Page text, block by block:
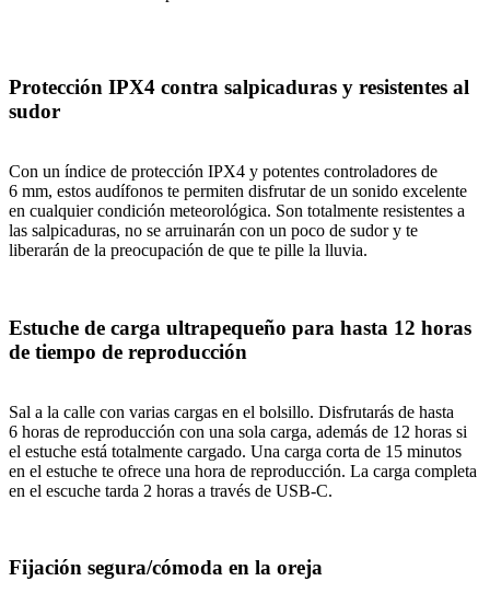
Protección IPX4 contra salpicaduras y resistentes al
sudor
Con un índice de protección IPX4 y potentes controladores de
6 mm, estos audífonos te permiten disfrutar de un sonido excelente
en cualquier condición meteorológica. Son totalmente resistentes a
las salpicaduras, no se arruinarán con un poco de sudor y te
liberarán de la preocupación de que te pille la lluvia.
Estuche de carga ultrapequeño para hasta 12 horas
de tiempo de reproducción
Sal a la calle con varias cargas en el bolsillo. Disfrutarás de hasta
6 horas de reproducción con una sola carga, además de 12 horas si
el estuche está totalmente cargado. Una carga corta de 15 minutos
en el estuche te ofrece una hora de reproducción. La carga completa
en el escuche tarda 2 horas a través de USB-C.
Fijación segura/cómoda en la oreja